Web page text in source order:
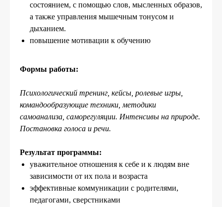
состоянием, с помощью слов, мысленных образов,
а также управления мышечным тонусом и
дыханием.
повышение мотивации к обучению
Формы работы:
Психологический тренинг, кейсы, ролевые игры,
командообразующие техники, методики
самоанализа, саморегуляции. Интенсивы на природе.
Постановка голоса и речи.
Результат программы:
уважительное отношения к себе и к людям вне
зависимости от их пола и возраста
эффективные коммуникации с родителями,
педагогами, сверстниками